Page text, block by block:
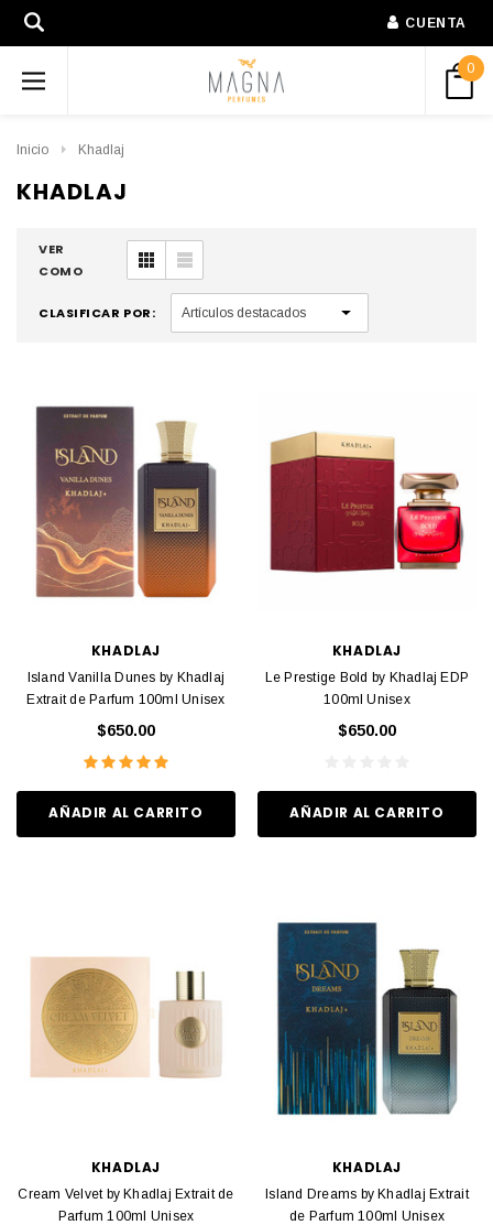
CUENTA
0
Inicio Khadlaj
KHADLAJ
VER
COMO
CLASIFICAR POR:
KHADLAJ
Island Vanilla Dunes by Khadlaj
Extrait de Parfum 100ml Unisex
$650.00
AÑADIR AL CARRITO
KHADLAJ
Le Prestige Bold by Khadlaj EDP
100ml Unisex
$650.00
AÑADIR AL CARRITO
KHADLAJ
Cream Velvet by Khadlaj Extrait de
Parfum 100ml Unisex
KHADLAJ
Island Dreams by Khadlaj Extrait
de Parfum 100ml Unisex